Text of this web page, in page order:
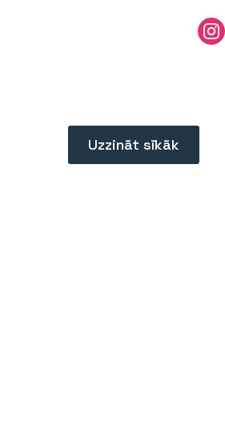
Uzzināt sīkāk